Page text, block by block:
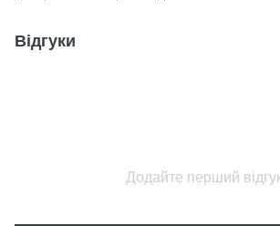
Відгуки
Додайте перший